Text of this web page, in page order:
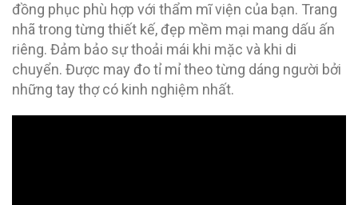
đồng phục phù hợp với thẩm mĩ viện của bạn. Trang
nhã trong từng thiết kế, đẹp mềm mại mang dấu ấn
riêng. Đảm bảo sự thoải mái khi mặc và khi di
chuyển. Được may đo tỉ mỉ theo từng dáng người bởi
những tay thợ có kinh nghiệm nhất.